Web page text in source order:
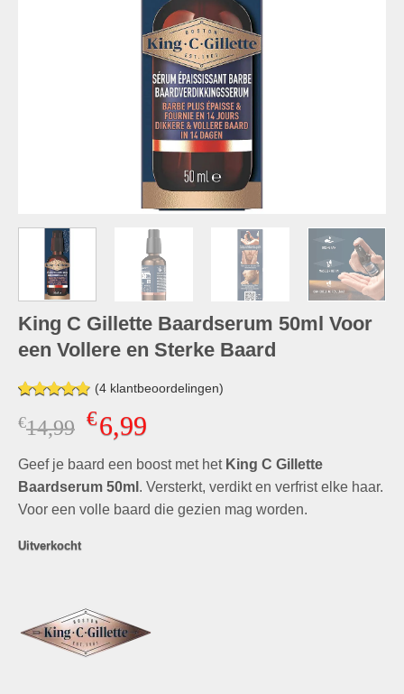
King C Gillette Baardserum 50ml Voor
een Vollere en Sterke Baard
Gewaardeerd
4.75op 5
gebaseerd
waarderingen
(4klantbeoordelingen)
€14,99 Oorspronkelijke
prijs
was:
€14,99.
€6,99Huidige
is:
€6,99.
Geef je baard een boost met het King C Gillette
Baardserum 50ml . Versterkt, verdikt en verfrist elke haar.
Voor een volle baard die gezien mag worden.
Uitverkocht